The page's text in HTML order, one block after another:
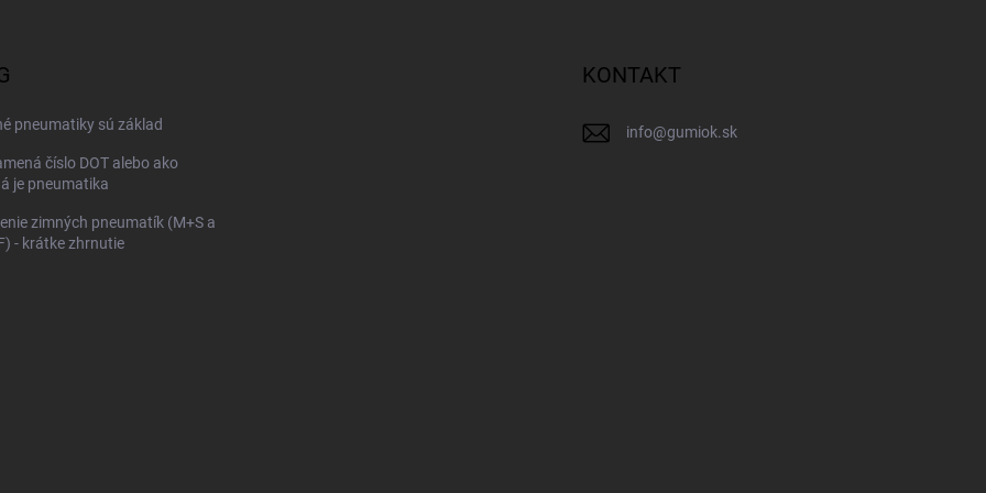
pneumatiky sú základ
číslo DOT alebo ako
je pneumatika
zimných pneumatík (M+S a
- krátke zhrnutie
KONTAKT
info@gumiok.sk